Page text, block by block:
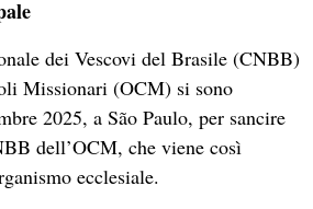
dei Vescovi del Brasile (CNBB)
Missionari (OCM) si sono
2025, a São Paulo, per sancire
dell’OCM, che viene così
ecclesiale.